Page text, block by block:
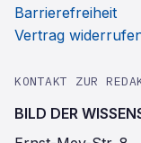
Barrierefreiheit
Vertrag
KONTAKT ZUR
BILD DER